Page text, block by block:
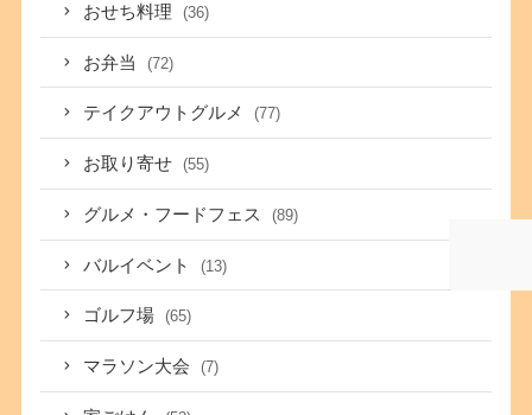
おせち料理 (36)
お弁当 (72)
テイクアウトグルメ (77)
お取り寄せ (55)
グルメ・フードフェス (89)
バルイベント (13)
ゴルフ場 (65)
マラソン大会 (7)